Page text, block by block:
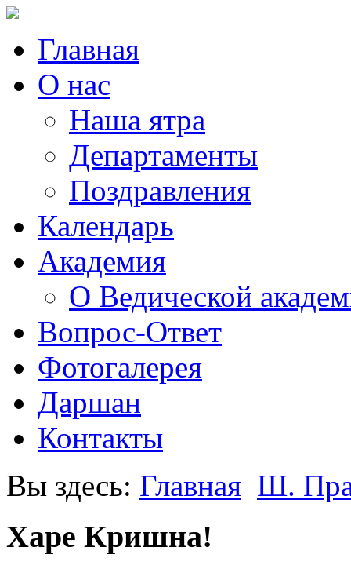
Главная
О нас
Наша ятра
Департаменты
Поздравления
Календарь
Академия
О Ведической
Вопрос-Ответ
Фотогалерея
Даршан
Контакты
Вы здесь: Главная Ш.
Харе Кришна!